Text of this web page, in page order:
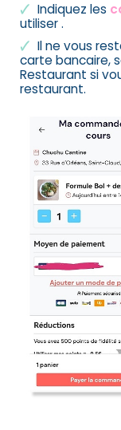
Indiquez les
utiliser .
Il ne vous
carte bancaire,
Restaurant si
restaurant.